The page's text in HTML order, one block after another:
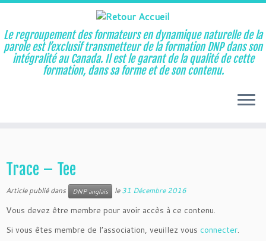
Le regroupement des formateurs en dynamique naturelle de la
parole est l’exclusif transmetteur de la formation DNP dans son
intégralité au Canada. Il est le garant de la qualité de cette
formation, dans sa forme et de son contenu.
Trace – Tee
Article publié dans DNP anglais le31 Décembre 2016
Vous devez être membre pour avoir accès à ce contenu.
Si vous êtes membre de l’association, veuillez vous connecter.